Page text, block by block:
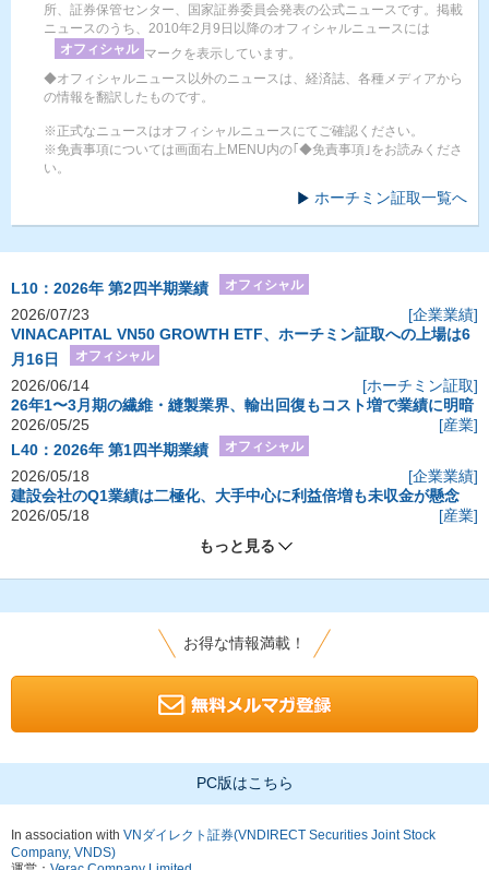
所、証券保管センター、国家証券委員会発表の公式ニュースです。掲載
ニュースのうち、2010年2月9日以降のオフィシャルニュースには
オフィシャル マークを表示しています。
◆オフィシャルニュース以外のニュースは、経済誌、各種メディアから
の情報を翻訳したものです。
※正式なニュースはオフィシャルニュースにてご確認ください。
※免責事項については画面右上MENU内の｢◆免責事項｣をお読みくださ
い。
ホーチミン証取一覧へ
L10：2026年 第2四半期業績 オフィシャル
2026/07/23
[企業業績]
VINACAPITAL VN50 GROWTH ETF、ホーチミン証取への上場は6
月16日
オフィシャル
2026/06/14
[ホーチミン証取]
26年1〜3月期の繊維・縫製業界、輸出回復もコスト増で業績に明暗
2026/05/25
[産業]
L40：2026年 第1四半期業績
オフィシャル
2026/05/18
[企業業績]
建設会社のQ1業績は二極化、大手中心に利益倍増も未収金が懸念
2026/05/18
[産業]
もっと見る
お得な情報満載！
PC版はこちら
In association with VNダイレクト証券(VNDIRECT Securities Joint Stock
Company, VNDS)